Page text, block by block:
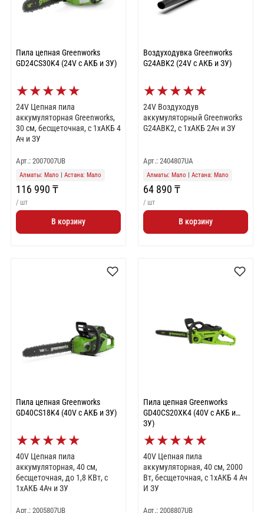
Пила цепная Greenworks
GD24CS30K4 (24V с АКБ и ЗУ)
★★★★★
24V Цепная пила
аккумуляторная Greenworks,
30 см, бесщеточная, c 1хАКБ 4
Ач и ЗУ
Арт.: 2007007UB
Алматы: Мало | Астана: Мало
116 990 ₸
/ шт
В корзину
Воздуходувка Greenworks
G24ABK2 (24V с АКБ и ЗУ)
★★★★★
24V Воздуходув
аккумуляторный Greenworks
G24ABK2, c 1хАКБ 2Ач и ЗУ
Арт.: 2404807UA
Алматы: Мало | Астана: Мало
64 890 ₸
/ шт
В корзину
Пила цепная Greenworks
GD40CS18K4 (40V с АКБ и ЗУ)
★★★★★
40V Цепная пила
аккумуляторная, 40 см,
бесщеточная, до 1,8 КВт, с
1хАКБ 4Ач и ЗУ
Арт.: 2005807UB
Пила цепная Greenworks
GD40CS20XK4 (40V с АКБ и
ЗУ)
★★★★★
40V Цепная пила
аккумуляторная, 40 см, 2000
Вт, бесщеточная, c 1хАКБ 4 Ач
И ЗУ
Арт.: 2008807UB